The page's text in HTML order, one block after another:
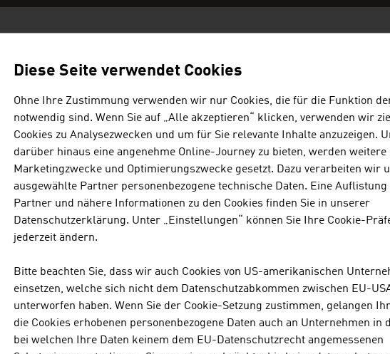
ÖSTERREICHISCHE FIRMEN - SILVER
JOANNEUM RESEARCH
Die JOANNEUM RESEARCH entwickelt
einem breiten Branchenspektrum und betreibt
MEHR UNTERNEHMEN
Diese Seite verwendet Cookies
Ohne Ihre Zustimmung verwenden wir nur Cookies, die für die Funktion
notwendig sind. Wenn Sie auf „Alle akzeptieren“ klicken, verwenden wir
Cookies zu Analysezwecken und um für Sie relevante Inhalte anzuzeigen.
darüber hinaus eine angenehme Online-Journey zu bieten, werden weitere
Marketingzwecke und Optimierungszwecke gesetzt. Dazu verarbeiten wir
ausgewählte Partner personenbezogene technische Daten. Eine Auflistung
Partner und nähere Informationen zu den Cookies finden Sie in unserer
Datenschutzerklärung. Unter „Einstellungen“ können Sie Ihre Cookie-
jederzeit ändern.
Bitte beachten Sie, dass wir auch Cookies von US-amerikanischen
einsetzen, welche sich nicht dem Datenschutzabkommen zwischen EU-
unterworfen haben. Wenn Sie der Cookie-Setzung zustimmen, gelangen
die Cookies erhobenen personenbezogene Daten auch an Unternehmen in
bei welchen Ihre Daten keinem dem EU-Datenschutzrecht angemessenen